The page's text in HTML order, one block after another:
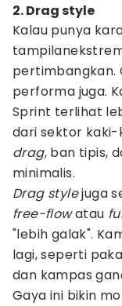
2. Drag style
Kalau punya
pertimbangkan.
performa juga.
Sprint terlihat
dari sektor kaki-
drag, ban tipis,
minimalis.
Drag stylejuga
free-flowatau
"lebih galak".
lagi, seperti
dan kampas
Gaya ini bikin